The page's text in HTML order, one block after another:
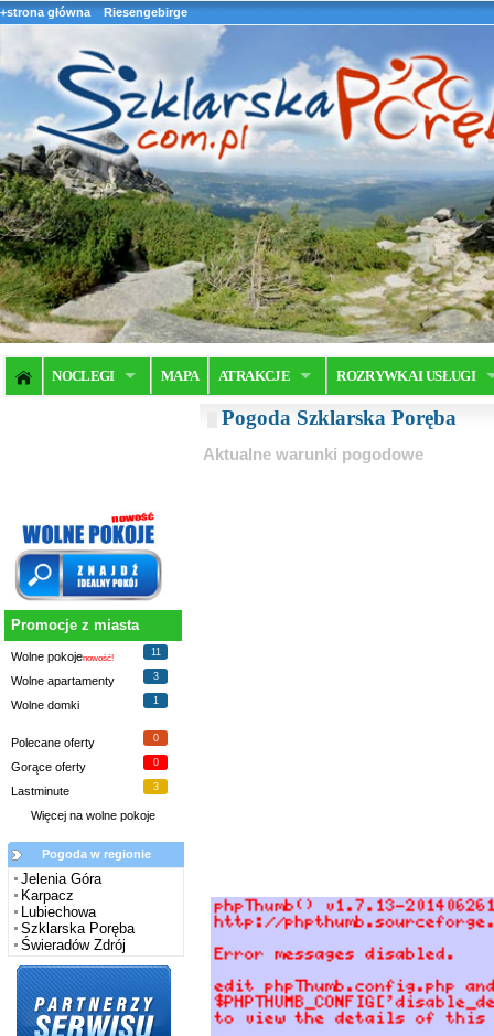
+strona główna Riesengebirge
NOCLEGI MAPA ATRAKCJE ROZRYWKA I USŁUGI
Promocje z miasta
Wolne pokojenowość!
11
Wolne apartamenty 3
Wolne domki 1
Polecane oferty 0
Gorące oferty 0
Lastminute 3
Więcej na wolne pokoje
Pogoda w regionie
Jelenia Góra
Karpacz
Lubiechowa
Szklarska Poręba
Świeradów Zdrój
Pogoda Szklarska Poręba
Aktualne warunki pogodowe